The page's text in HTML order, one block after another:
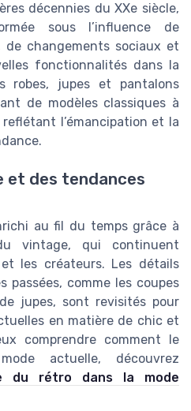
décennies du XXe siècle,
sous l’influence de
de changements sociaux et
fonctionnalités dans la
robes, jupes et pantalons
de modèles classiques à
l’émancipation et la
et des tendances
au fil du temps grâce à
vintage, qui continuent
les créateurs. Les détails
passées, comme les coupes
jupes, sont revisités pour
en matière de chic et
comprendre comment le
actuelle, découvrez
du rétro dans la mode